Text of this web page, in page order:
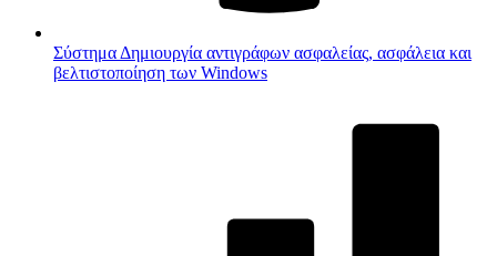
Σύστημα Δημιουργία αντιγράφων ασφαλείας, ασφάλεια και
βελτιστοποίηση των Windows